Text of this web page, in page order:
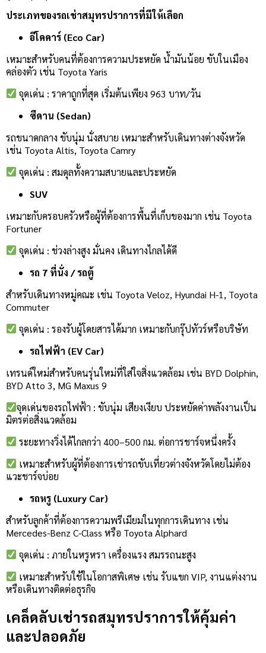
ประเภทของรถเช่าสมุทรปราการที่มีให้เลือก
อีโคคาร์ (Eco Car)
เหมาะสำหรับคนที่ต้องการความประหยัด น้ำมันน้อย ขับในเมือง
คล่องตัว เช่น Toyota Yaris
จุดเด่น : ราคาถูกที่สุด เริ่มต้นเพียง 963 บาท/วัน
ซีดาน (Sedan)
รถขนาดกลาง ขับนุ่ม นั่งสบาย เหมาะสำหรับเดินทางต่างจังหวัด
เช่น Toyota Altis, Toyota Camry
จุดเด่น : สมดุลทั้งความสบายและประหยัด
SUV
เหมาะกับครอบครัวหรือผู้ที่ต้องการพื้นที่เก็บของมาก เช่น Toyota
Fortuner
จุดเด่น : ช่วงล่างสูง มั่นคง เดินทางไกลได้ดี
รถ 7 ที่นั่ง / รถตู้
สำหรับเดินทางหมู่คณะ เช่น Toyota Veloz, Hyundai H-1, Toyota
Commuter
จุดเด่น : รองรับผู้โดยสารได้มาก เหมาะกับกรุ๊ปทัวร์หรือบริษัท
รถไฟฟ้า (EV Car)
เทรนด์ใหม่สำหรับคนรุ่นใหม่ที่ใส่ใจสิ่งแวดล้อม เช่น BYD Dolphin,
BYD Atto 3, MG Maxus 9
จุดเด่นของรถไฟฟ้า : ขับนุ่ม เสียงเงียบ ประหยัดค่าพลังงานเป็น
มิตรต่อสิ่งแวดล้อม
ระยะทางวิ่งได้ไกลกว่า 400–500 กม. ต่อการชาร์จหนึ่งครั้ง
เหมาะสำหรับผู้ที่ต้องการเช่ารถขับเที่ยวต่างจังหวัดโดยไม่ต้อง
แวะชาร์จบ่อย
รถหรู (Luxury Car)
สำหรับลูกค้าที่ต้องการความพรีเมียมในทุกการเดินทาง เช่น
Mercedes-Benz C-Class หรือ Toyota Alphard
จุดเด่น : ภายในหรูหรา เครื่องแรง สมรรถนะสูง
เหมาะสำหรับใช้ในโอกาสพิเศษ เช่น รับแขก VIP, งานแต่งงาน
หรือเดินทางติดต่อธุรกิจ
เคล็ดลับเช่ารถสมุทรปราการให้คุ้มค่า
และปลอดภัย